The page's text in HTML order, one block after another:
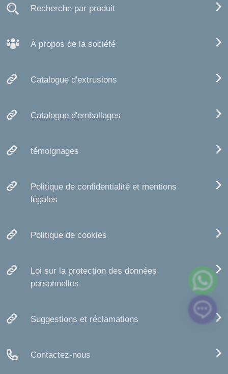
Recherche par produit
À propos de la société
Catalogue d'extrusions
Catalogue d'emballages
témoignages
Politique de confidentialité et mentions
légales
Politique de cookies
Loi sur la protection des données
personnelles
Suggestions et réclamations
Contactez-nous